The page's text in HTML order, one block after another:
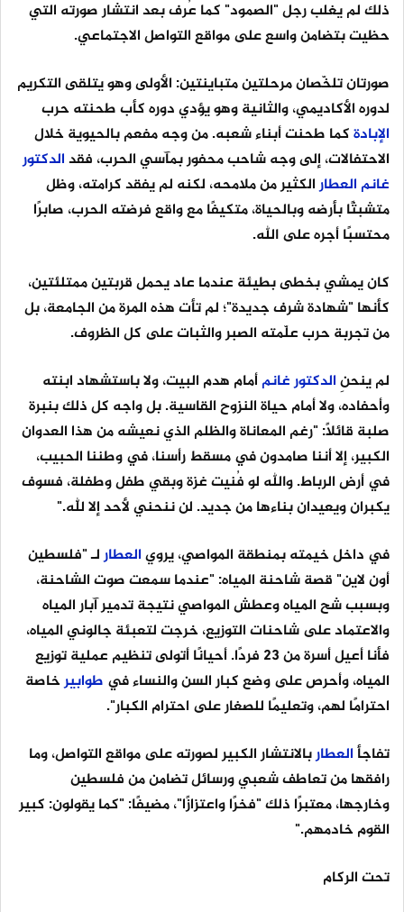
ذلك لم يغلب رجل "الصمود" كما عُرف بعد انتشار صورته التي
حظيت بتضامن واسع على مواقع التواصل الاجتماعي.
صورتان تلخّصان مرحلتين متباينتين: الأولى وهو يتلقى التكريم
لدوره الأكاديمي، والثانية وهو يؤدي دوره كأب طحنته حرب
الإبادةكما طحنت أبناء شعبه. من وجه مفعم بالحيوية خلال
الاحتفالات، إلى وجه شاحب محفور بمآسي الحرب، فقدالدكتور
غانم العطارالكثير من ملامحه، لكنه لم يفقد كرامته، وظل
متشبثًا بأرضه وبالحياة، متكيفًا مع واقع فرضته الحرب، صابرًا
محتسبًا أجره على الله.
كان يمشي بخطى بطيئة عندما عاد يحمل قربتين ممتلئتين،
كأنها "شهادة شرف جديدة"؛ لم تأت هذه المرة من الجامعة، بل
من تجربة حرب علّمته الصبر والثبات على كل الظروف.
لم ينحنِالدكتورغانمأمام هدم البيت، ولا باستشهاد ابنته
وأحفاده، ولا أمام حياة النزوح القاسية. بل واجه كل ذلك بنبرة
صلبة قائلاً: "رغم المعاناة والظلم الذي نعيشه من هذا العدوان
الكبير، إلا أننا صامدون في مسقط رأسنا، في وطننا الحبيب،
في أرض الرباط. والله لو فُنيت غزة وبقي طفل وطفلة، فسوف
يكبران ويعيدان بناءها من جديد. لن ننحني لأحد إلا لله."
في داخل خيمته بمنطقة المواصي، يرويالعطارلـ "فلسطين
أون لاين" قصة شاحنة المياه: "عندما سمعت صوت الشاحنة،
وبسبب شح المياه وعطش المواصي نتيجة تدمير آبار المياه
والاعتماد على شاحنات التوزيع، خرجت لتعبئة جالوني المياه،
فأنا أعيل أسرة من 23 فردًا. أحيانًا أتولى تنظيم عملية توزيع
المياه، وأحرص على وضع كبار السن والنساء في طوابيرخاصة
احترامًا لهم، وتعليمًا للصغار على احترام الكبار".
تفاجأالعطاربالانتشار الكبير لصورته على مواقع التواصل، وما
رافقها من تعاطف شعبي ورسائل تضامن من فلسطين
وخارجها، معتبرًا ذلك "فخرًا واعتزازًا"، مضيفًا: "كما يقولون: كبير
القوم خادمهم."
تحت الركام